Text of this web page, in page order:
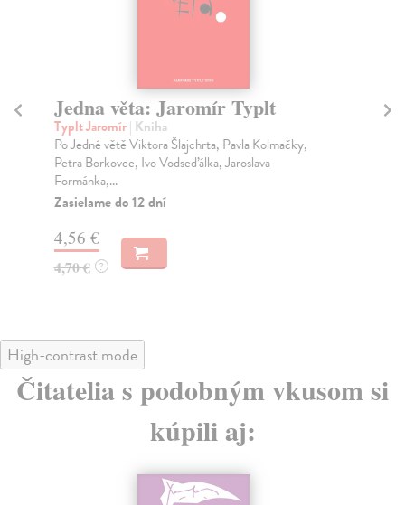
Jedna věta: Vratislav Färber
Färber Vratislav| Kniha
Jedna věta je unikátní projekt, o kterém jeho iniciátor
Viktor Karlík napsal: „Koncem roku 2008 mě z...
Zasielame do 12 dní
4,70 € ?
High-contrast mode
Čitatelia s podobným vkusom si
kúpili aj: